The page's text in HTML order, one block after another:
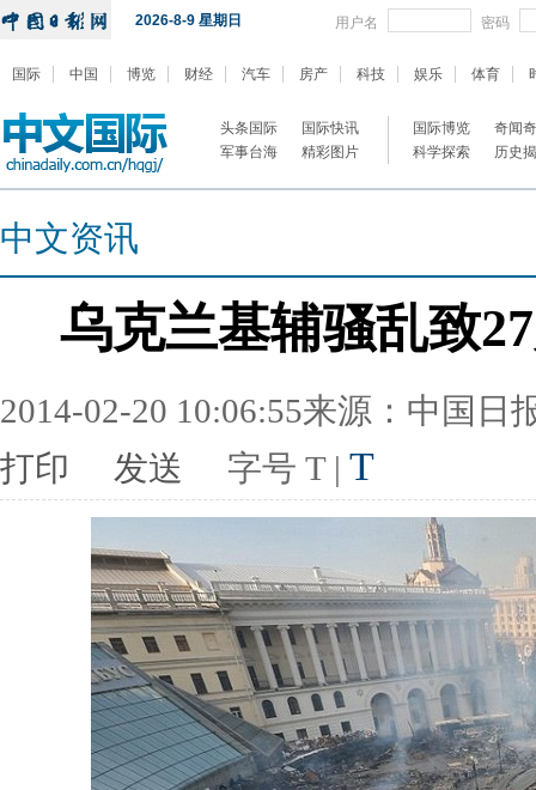
2026-8-9 星期日 用户名 密码
国际 中国 博览 财经 汽车 房产 科技 娱乐 体育
头条国际
国际快讯
军事台海
精彩图片
国际博览
奇闻
科学探索
历史
中文资讯
乌克兰基辅骚乱致
2014-02-20 10:06:55来源：中国日
打印
发送 字号 T | T